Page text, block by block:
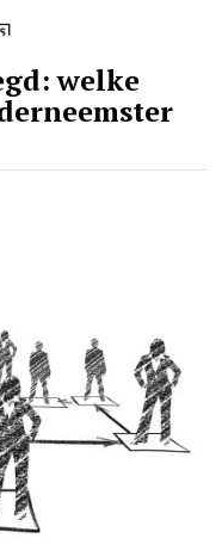
welke